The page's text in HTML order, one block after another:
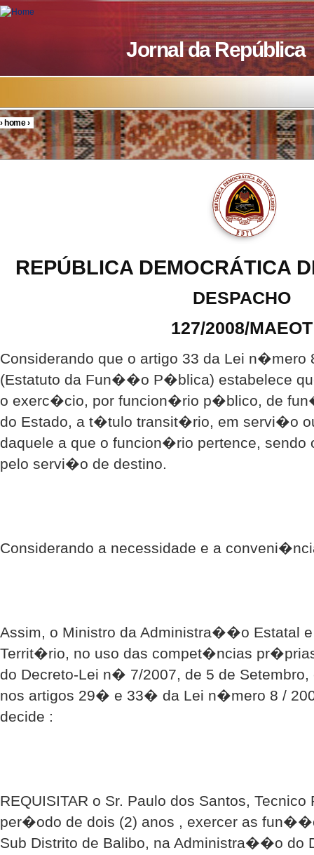
Skip to main content
Jornal da República
You are here
›home›
REPÚBLICA DEMOCRÁTICA
DESPACHO
127/2008/MAEOT
Considerando que o artigo 33 da Lei n�mero
(Estatuto da Fun��o P�blica) estabelece
o exerc�cio, por funcion�rio p�blico, de
do Estado, a t�tulo transit�rio, em servi�o
daquele a que o funcion�rio pertence, sendo
pelo servi�o de destino.
Considerando a necessidade e a
Assim, o Ministro da Administra��o Estatal
Territ�rio, no uso das compet�ncias
do Decreto-Lei n� 7/2007, de 5 de
nos artigos 29� e 33� da Lei n�mero 8 /
decide :
REQUISITAR o Sr. Paulo dos Santos,
per�odo de dois (2) anos , exercer as
Sub Distrito de Balibo, na Administra��o do